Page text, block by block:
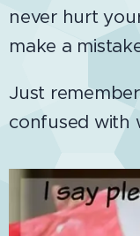
never hurt
make a
Just
confused with